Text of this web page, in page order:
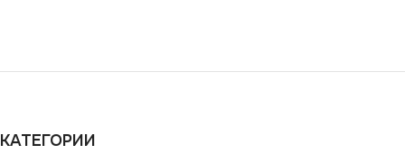
КАТЕГОРИИ